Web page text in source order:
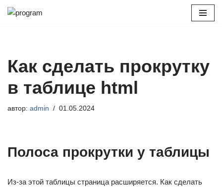
Как сделать прокрутку
в таблице html
автор: admin 01.05.2024
Полоса прокрутки у таблицы
Из-за этой таблицы страница расширяется. Как сделать